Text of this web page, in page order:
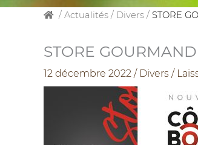
/ Actualités / Divers / STORE
STORE GOURMAND
12 décembre 2022 / Divers /